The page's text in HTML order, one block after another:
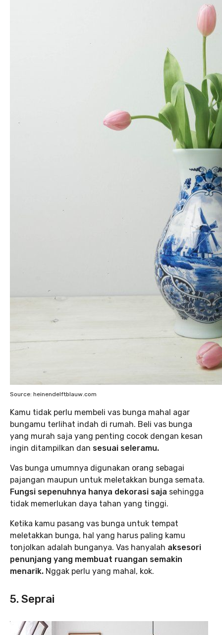
Source: heinendelftblauw.com
Kamu tidak perlu membeli vas bunga mahal agar
bungamu terlihat indah di rumah. Beli vas bunga
yang murah saja yang penting cocok dengan kesan
ingin ditampilkan dan sesuai seleramu.
Vas bunga umumnya digunakan orang sebagai
pajangan maupun untuk meletakkan bunga semata.
Fungsi sepenuhnya hanya dekorasi saja sehingga
tidak memerlukan daya tahan yang tinggi.
Ketika kamu pasang vas bunga untuk tempat
meletakkan bunga, hal yang harus paling kamu
tonjolkan adalah bunganya. Vas hanyalah aksesori
penunjang yang membuat ruangan semakin
menarik. Nggak perlu yang mahal, kok.
5. Seprai